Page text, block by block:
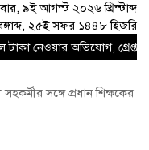
৯ই আগস্ট ২০২৬ খ্রিস্টাব্দ
২৫ই সফর ১৪৪৮ হিজরি
টাকা নেওয়ার অভিযোগ,
সহকর্মীর সঙ্গে প্রধান শিক্ষকের